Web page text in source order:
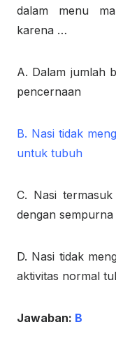
dalam menu
karena …
A. Dalam jumlah
pencernaan
B. Nasi tidak
untuk tubuh
C. Nasi
dengan sempurna
D. Nasi tidak
aktivitas normal
Jawaban: B